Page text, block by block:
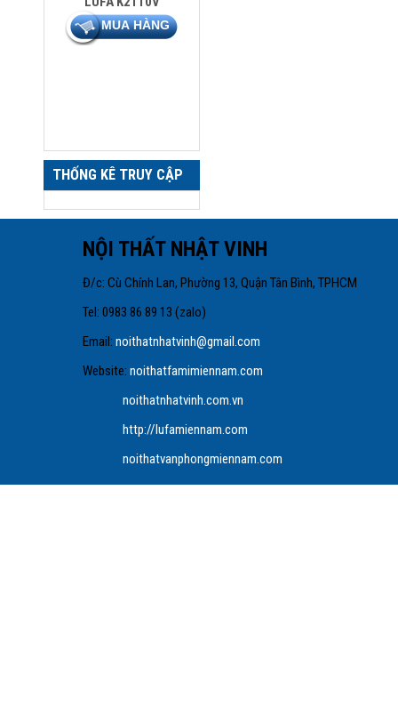
THỐNG KÊ TRUY CẬP
NỘI THẤT NHẬT VINH
Đ/c: Cù Chính Lan, Phường 13, Quận Tân
Tel: 0983 86 89 13
Email:noithatnhatvinh@gmail.com
Website:noithatfamimiennam.com
noithatnhatvinh.com.vn
http://lufamiennam.com
noithatvanphongmiennam.com